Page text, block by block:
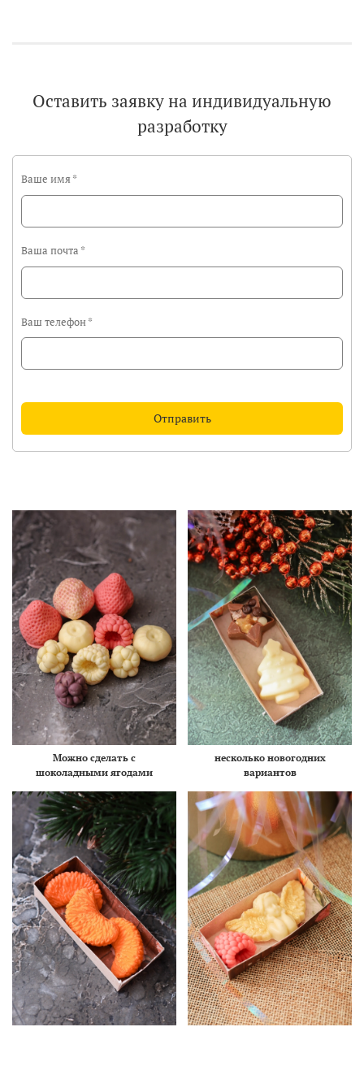
Оставить заявку на индивидуальную
разработку
Ваше имя*
Ваша почта *
Ваш телефон*
Отправить
Можно сделать с
шоколадными ягодами
несколько новогодних
вариантов